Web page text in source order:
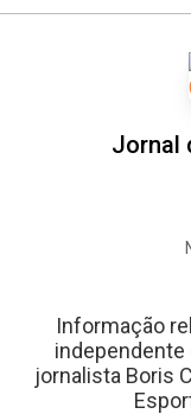
Jornal
Informação
independente
jornalista Boris